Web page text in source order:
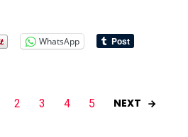
WhatsApp
2 3 4 5 NEXT